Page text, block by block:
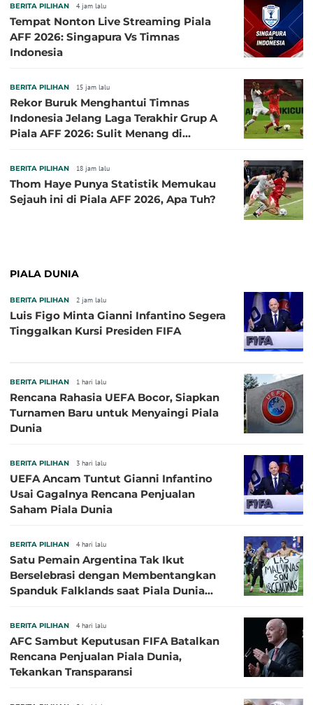
BERITA PILIHAN 4 jam lalu
Tempat Nonton Live Streaming Piala
AFF 2026: Singapura Vs Timnas
Indonesia
BERITA PILIHAN 15 jam lalu
Rekor Buruk Menghantui Timnas
Indonesia Jelang Laga Terakhir Grup A
Piala AFF 2026: Sulit Menang di
BERITA PILIHAN 18 jam lalu
Thom Haye Punya Statistik Memukau
Sejauh ini di Piala AFF 2026, Apa Tuh?
PIALA DUNIA
BERITA PILIHAN 2 jam lalu
Luis Figo Minta Gianni Infantino Segera
Tinggalkan Kursi Presiden FIFA
BERITA PILIHAN 1 hari lalu
Rencana Rahasia UEFA Bocor, Siapkan
Turnamen Baru untuk Menyaingi Piala
Dunia
BERITA PILIHAN 3 hari lalu
UEFA Ancam Tuntut Gianni Infantino
Usai Gagalnya Rencana Penjualan
Saham Piala Dunia
BERITA PILIHAN 4 hari lalu
Satu Pemain Argentina Tak Ikut
Berselebrasi dengan Membentangkan
Spanduk Falklands saat Piala Dunia
BERITA PILIHAN 4 hari lalu
AFC Sambut Keputusan FIFA Batalkan
Rencana Penjualan Piala Dunia,
Tekankan Transparansi